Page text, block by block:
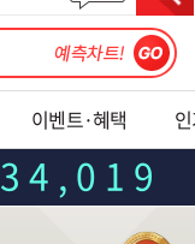
이벤트·혜택
34,019